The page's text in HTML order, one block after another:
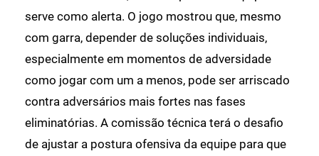
serve como alerta. O jogo mostrou que, mesmo
com garra, depender de soluções individuais,
especialmente em momentos de adversidade
como jogar com um a menos, pode ser arriscado
contra adversários mais fortes nas fases
eliminatórias. A comissão técnica terá o desafio
de ajustar a postura ofensiva da equipe para que